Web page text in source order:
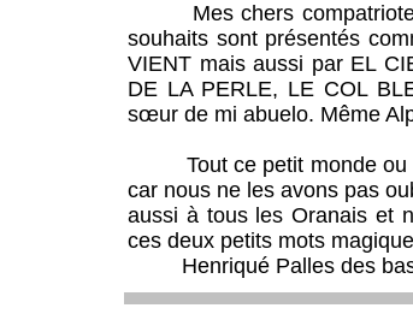
Mes chers compatriotes
souhaits sont présentés
VIENT mais aussi par EL
DE LA PERLE, LE COL
sœur de mi abuelo. Même
Tout ce petit monde ou
car nous ne les avons pas
aussi à tous les Oranais et
ces deux petits mots
Henriqué Palles des